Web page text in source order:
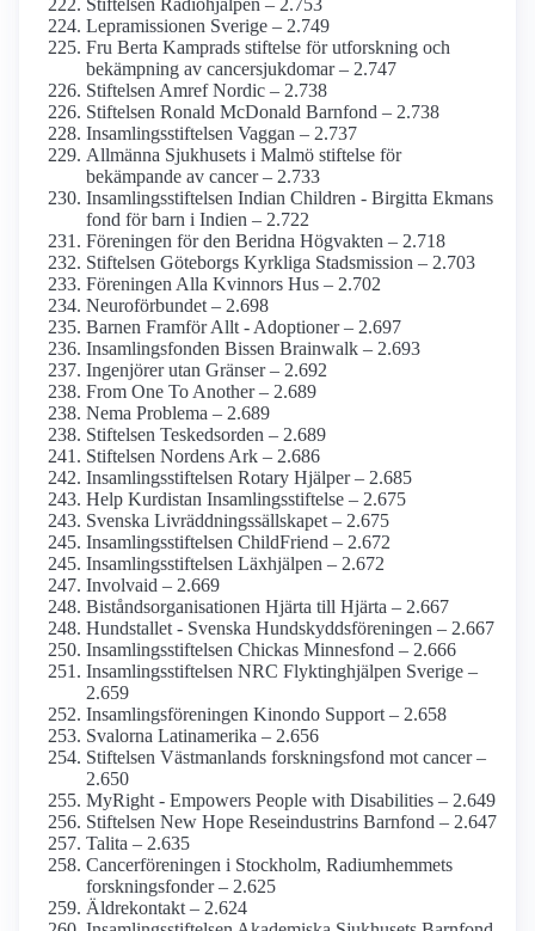
Stiftelsen Radiohjälpen – 2.753
Lepramissionen Sverige – 2.749
Fru Berta Kamprads stiftelse för utforskning och
bekämpning av cancersjukdomar – 2.747
Stiftelsen Amref Nordic – 2.738
Stiftelsen Ronald McDonald Barnfond – 2.738
Insamlings­stiftelsen Vaggan – 2.737
Allmänna Sjukhusets i Malmö stiftelse för
bekämpande av cancer – 2.733
Insamlings­stiftelsen Indian Children - Birgitta Ekmans
fond för barn i Indien – 2.722
Föreningen för den Beridna Högvakten – 2.718
Stiftelsen Göteborgs Kyrkliga Stads­mission – 2.703
Föreningen Alla Kvinnors Hus – 2.702
Neuro­förbundet – 2.698
Barnen Framför Allt - Adoptioner – 2.697
Insamlings­fonden Bissen Brainwalk – 2.693
Ingenjörer utan Gränser – 2.692
From One To Another – 2.689
Nema Problema – 2.689
Stiftelsen Teskedsorden – 2.689
Stiftelsen Nordens Ark – 2.686
Insamlings­stiftelsen Rotary Hjälper – 2.685
Help Kurdistan Insamlings­stiftelse – 2.675
Svenska Livräddningssällskapet – 2.675
Insamlings­stiftelsen ChildFriend – 2.672
Insamlings­stiftelsen Läxhjälpen – 2.672
Involvaid – 2.669
Bistånds­organisationen Hjärta till Hjärta – 2.667
Hundstallet - Svenska Hundskydds­föreningen – 2.667
Insamlings­stiftelsen Chickas Minnesfond – 2.666
Insamlings­stiftelsen NRC Flyktinghjälpen Sverige –
2.659
Insamlings­föreningen Kinondo Support – 2.658
Svalorna Latinamerika – 2.656
Stiftelsen Västmanlands forskningsfond mot cancer –
2.650
MyRight - Empowers People with Disabilities – 2.649
Stiftelsen New Hope Rese­industrins Barnfond – 2.647
Talita – 2.635
Cancer­föreningen i Stockholm, Radium­hemmets
forsknings­fonder – 2.625
Äldrekontakt – 2.624